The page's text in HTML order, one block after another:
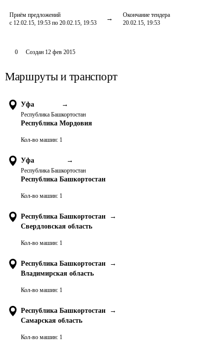
Приём предложений
с 12.02.15, 19:53 по 20.02.15, 19:53
Окончание тендера
20.02.15, 19:53
0 Создан 12 фев 2015
Маршруты и транспорт
Уфа →
Республика Башкортостан
Республика Мордовия
Кол-во машин: 1
Уфа →
Республика Башкортостан
Республика Башкортостан
Кол-во машин: 1
Республика Башкортостан
→
Свердловская область
Кол-во машин: 1
Республика Башкортостан
→
Владимирская область
Кол-во машин: 1
Республика Башкортостан
→
Самарская область
Кол-во машин: 1